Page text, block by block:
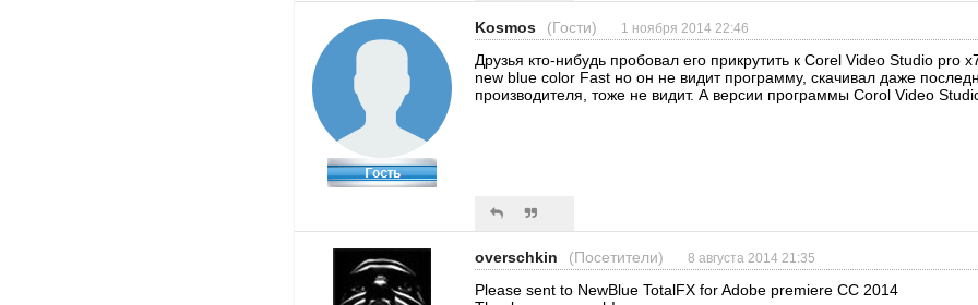
Kosmos (Гости) 1 ноября 2014 22:46
Друзья кто-нибудь пробовал его прикрутить к Corel Video Studio pro
new blue color Fast но он не видит программу, скачивал даже
производителя, тоже не видит. А версии программы Corol Video
overschkin (Посетители) 8 августа 2014 21:35
Please sent to NewBlue TotalFX for Adobe premiere CC 2014